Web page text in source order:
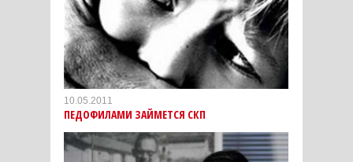
10.05.2011
ПЕДОФИЛАМИ ЗАЙМЕТСЯ СКП